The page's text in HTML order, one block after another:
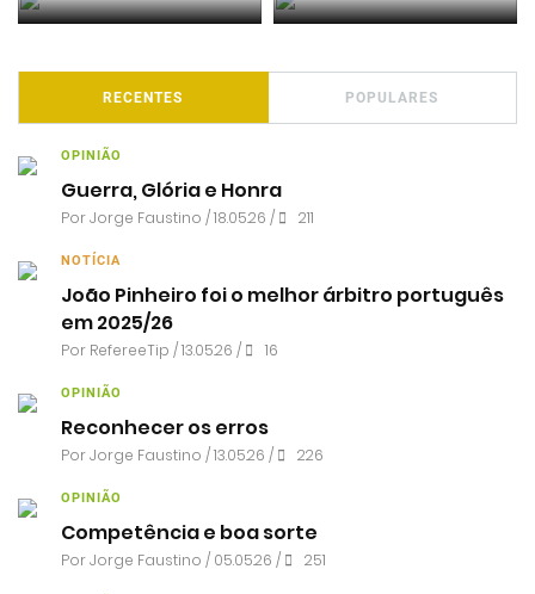
RECENTES POPULARES
OPINIÃO
Guerra, Glória e Honra
PorJorge Faustino / 18.05.26 / 211
NOTÍCIA
João Pinheiro foi o melhor árbitro português
em 2025/26
Por RefereeTip / 13.05.26 / 16
OPINIÃO
Reconhecer os erros
PorJorge Faustino / 13.05.26 / 226
OPINIÃO
Competência e boa sorte
PorJorge Faustino / 05.05.26 / 251